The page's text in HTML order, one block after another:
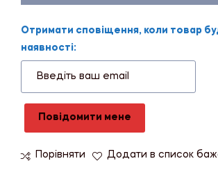
Отримати сповіщення, коли товар
наявності:
Повідомити мене
Порівняти Додати в список